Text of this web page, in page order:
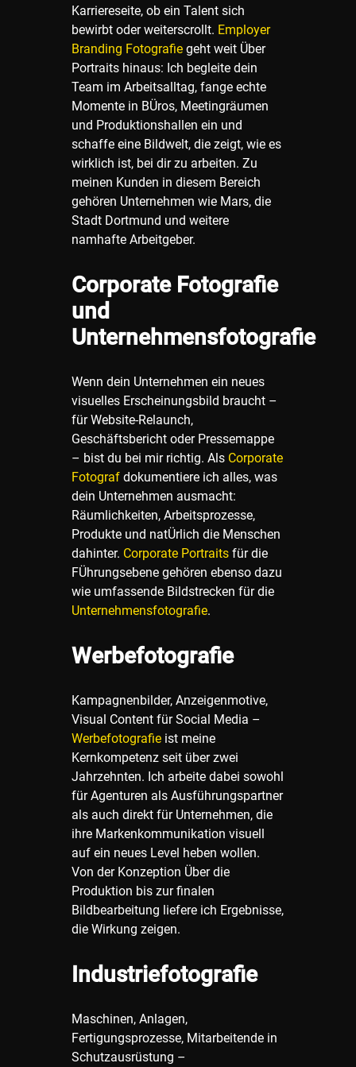
Karriereseite, ob ein Talent sich
bewirbt oder weiterscrollt. Employer
Branding Fotografie geht weit Über
Portraits hinaus: Ich begleite dein
Team im Arbeitsalltag, fange echte
Momente in BÜros, Meetingräumen
und Produktionshallen ein und
schaffe eine Bildwelt, die zeigt, wie es
wirklich ist, bei dir zu arbeiten. Zu
meinen Kunden in diesem Bereich
gehören Unternehmen wie Mars, die
Stadt Dortmund und weitere
namhafte Arbeitgeber.
Corporate Fotografie
und
Unternehmensfotografie
Wenn dein Unternehmen ein neues
visuelles Erscheinungsbild braucht –
für Website-Relaunch,
Geschäftsbericht oder Pressemappe
– bist du bei mir richtig. Als Corporate
Fotograf dokumentiere ich alles, was
dein Unternehmen ausmacht:
Räumlichkeiten, Arbeitsprozesse,
Produkte und natÜrlich die Menschen
dahinter. Corporate Portraits für die
FÜhrungsebene gehören ebenso dazu
wie umfassende Bildstrecken für die
Unternehmensfotografie.
Werbefotografie
Kampagnenbilder, Anzeigenmotive,
Visual Content für Social Media –
Werbefotografie ist meine
Kernkompetenz seit über zwei
Jahrzehnten. Ich arbeite dabei sowohl
für Agenturen als Ausführungspartner
als auch direkt für Unternehmen, die
ihre Markenkommunikation visuell
auf ein neues Level heben wollen.
Von der Konzeption Über die
Produktion bis zur finalen
Bildbearbeitung liefere ich Ergebnisse,
die Wirkung zeigen.
Industriefotografie
Maschinen, Anlagen,
Fertigungsprozesse, Mitarbeitende in
Schutzausrüstung –